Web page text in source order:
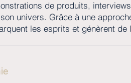
de produits,
univers. Grâce à une
les esprits et génèrent de